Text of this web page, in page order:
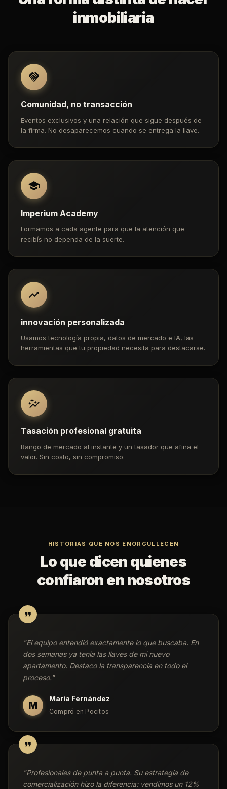
inmobiliaria
Comunidad, no transacción
Eventos exclusivos y una relación que sigue después de
la firma. No desaparecemos cuando se entrega la llave.
Imperium Academy
Formamos a cada agente para que la atención que
recibís no dependa de la suerte.
innovación personalizada
Usamos tecnología propia, datos de mercado e IA, las
herramientas que tu propiedad necesita para destacarse.
Tasación profesional gratuita
Rango de mercado al instante y un tasador que afina el
valor. Sin costo, sin compromiso.
HISTORIAS QUE NOS ENORGULLECEN
Lo que dicen quienes
confiaron en nosotros
"El equipo entendió exactamente lo que buscaba. En
dos semanas ya tenía las llaves de mi nuevo
apartamento. Destaco la transparencia en todo el
proceso."
M
María Fernández
Compró en Pocitos
"Profesionales de punta a punta. Su estrategia de
comercialización hizo la diferencia: vendimos un 12%